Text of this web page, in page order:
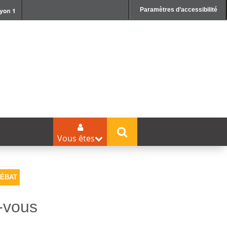
Paramètres d’accessibilité
Vous êtes